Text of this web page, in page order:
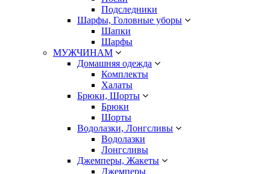
Подследники
Шарфы, Головные уборы
Шапки
Шарфы
МУЖЧИНАМ
Домашняя одежда
Комплекты
Халаты
Брюки, Шорты
Брюки
Шорты
Водолазки, Лонгсливы
Водолазки
Лонгсливы
Джемперы, Жакеты
Джемперы